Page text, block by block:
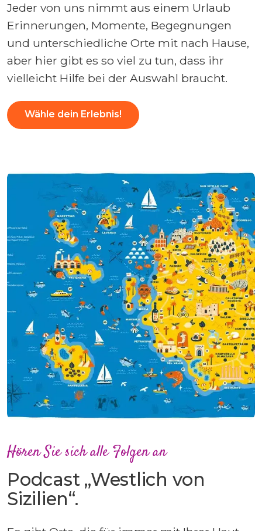
Jeder von uns nimmt aus einem Urlaub
Erinnerungen, Momente, Begegnungen
und unterschiedliche Orte mit nach Hause,
aber hier gibt es so viel zu tun, dass ihr
vielleicht Hilfe bei der Auswahl braucht.
Wähle dein Erlebnis!
Hören Sie sich alle Folgen an
Podcast „Westlich von
Sizilien“.